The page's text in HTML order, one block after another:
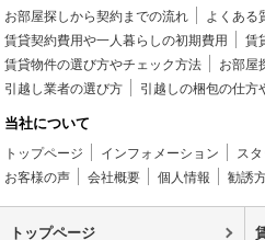
お部屋探しから契約までの流れ よくある
賃貸契約費用や一人暮らしの初期費用
賃
賃貸物件の選び方やチェック方法
お部屋
引越し業者の選び方
引越しの梱包の仕方
当社について
トップページ インフォメーション ス
お客様の声
会社概要 個人情報 勧誘
トップページ